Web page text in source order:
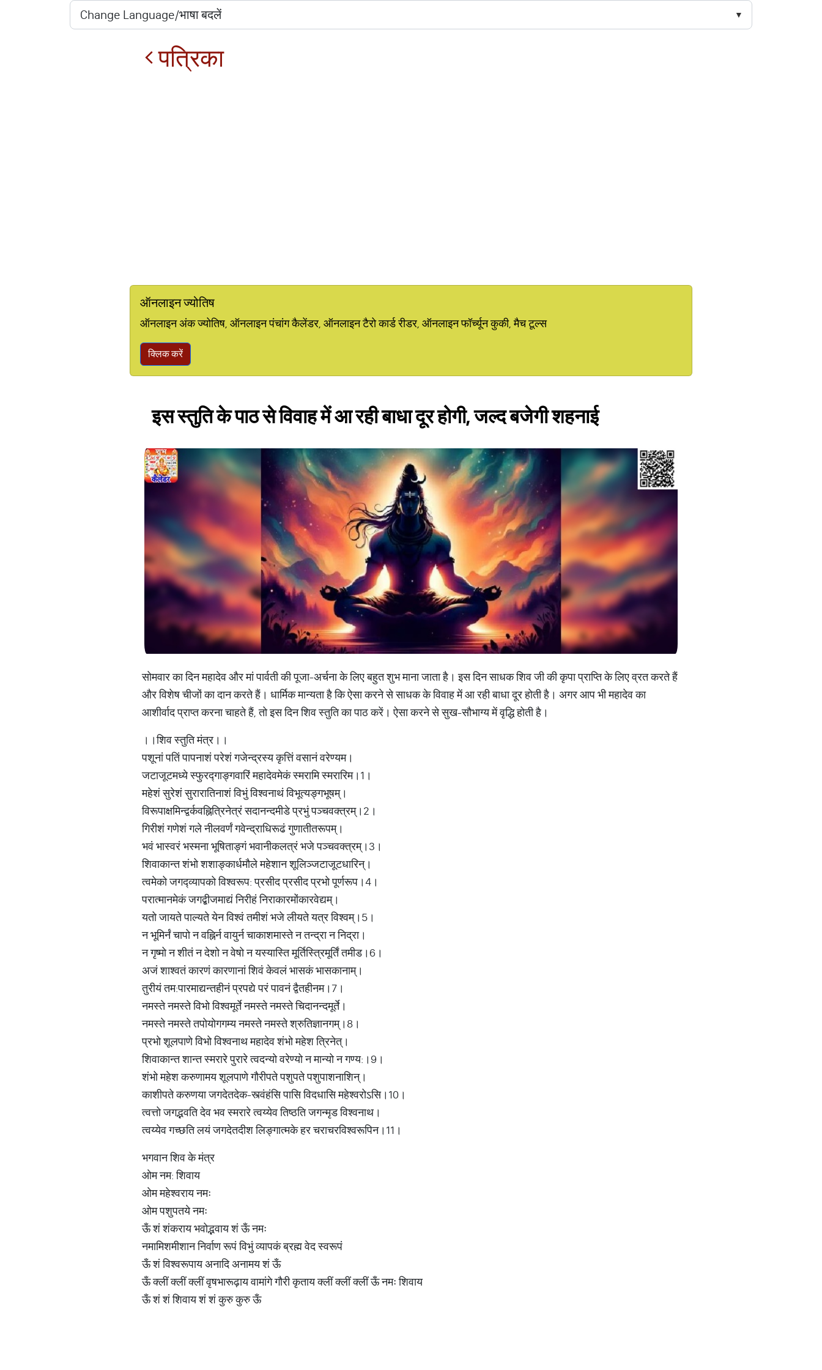
पत्रिका
ऑनलाइन ज्योतिष
ऑनलाइन अंक ज्योतिष, ऑनलाइन पंचांग कैलेंडर, ऑनलाइन टैरो कार्ड रीडर, ऑनलाइन फॉर्च्यून कुकी, मैच टूल्स
क्लिक करें
इस स्तुति के पाठ से विवाह में आ रही बाधा दूर होगी, जल्द बजेगी शहनाई
सोमवार का दिन महादेव और मां पार्वती की पूजा-अर्चना के लिए बहुत शुभ माना जाता है। इस दिन साधक शिव जी की कृपा प्राप्ति के लिए व्रत करते हैं
और विशेष चीजों का दान करते हैं। धार्मिक मान्यता है कि ऐसा करने से साधक के विवाह में आ रही बाधा दूर होती है। अगर आप भी महादेव का
आशीर्वाद प्राप्त करना चाहते हैं, तो इस दिन शिव स्तुति का पाठ करें। ऐसा करने से सुख-सौभाग्य में वृद्धि होती है।
।।शिव स्तुति मंत्र।।
पशूनां पतिं पापनाशं परेशं गजेन्द्रस्य कृत्तिं वसानं वरेण्यम।
जटाजूटमध्ये स्फुरद्गाङ्गवारिं महादेवमेकं स्मरामि स्मरारिम।1।
महेशं सुरेशं सुरारातिनाशं विभुं विश्वनाथं विभूत्यङ्गभूषम्।
विरूपाक्षमिन्द्वर्कवह्नित्रिनेत्रं सदानन्दमीडे प्रभुं पञ्चवक्त्रम्।2।
गिरीशं गणेशं गले नीलवर्णं गवेन्द्राधिरूढं गुणातीतरूपम्।
भवं भास्वरं भस्मना भूषिताङ्गं भवानीकलत्रं भजे पञ्चवक्त्रम्।3।
शिवाकान्त शंभो शशाङ्कार्धमौले महेशान शूलिञ्जटाजूटधारिन्।
त्वमेको जगद्व्यापको विश्वरूप: प्रसीद प्रसीद प्रभो पूर्णरूप।4।
परात्मानमेकं जगद्बीजमाद्यं निरीहं निराकारमोंकारवेद्यम्।
यतो जायते पाल्यते येन विश्वं तमीशं भजे लीयते यत्र विश्वम्।5।
न भूमिर्नं चापो न वह्निर्न वायुर्न चाकाशमास्ते न तन्द्रा न निद्रा।
न गृष्मो न शीतं न देशो न वेषो न यस्यास्ति मूर्तिस्त्रिमूर्तिं तमीड।6।
अजं शाश्वतं कारणं कारणानां शिवं केवलं भासकं भासकानाम्।
तुरीयं तम:पारमाद्यन्तहीनं प्रपद्ये परं पावनं द्वैतहीनम।7।
नमस्ते नमस्ते विभो विश्वमूर्ते नमस्ते नमस्ते चिदानन्दमूर्ते।
नमस्ते नमस्ते तपोयोगगम्य नमस्ते नमस्ते श्रुतिज्ञानगम्।8।
प्रभो शूलपाणे विभो विश्वनाथ महादेव शंभो महेश त्रिनेत्।
शिवाकान्त शान्त स्मरारे पुरारे त्वदन्यो वरेण्यो न मान्यो न गण्य:।9।
शंभो महेश करुणामय शूलपाणे गौरीपते पशुपते पशुपाशनाशिन्।
काशीपते करुणया जगदेतदेक-स्त्वंहंसि पासि विदधासि महेश्वरोऽसि।10।
त्वत्तो जगद्भवति देव भव स्मरारे त्वय्येव तिष्ठति जगन्मृड विश्वनाथ।
त्वय्येव गच्छति लयं जगदेतदीश लिङ्गात्मके हर चराचरविश्वरूपिन।11।
भगवान शिव के मंत्र
ओम नम: शिवाय
ओम महेश्वराय नमः
ओम पशुपतये नमः
ऊँ शं शंकराय भवोद्भवाय शं ऊँ नमः
नमामिशमीशान निर्वाण रूपं विभुं व्यापकं ब्रह्म वेद स्वरूपं
ऊँ शं विश्वरूपाय अनादि अनामय शं ऊँ
ऊँ क्लीं क्लीं क्लीं वृषभारूढ़ाय वामांगे गौरी कृताय क्लीं क्लीं क्लीं ऊँ नमः शिवाय
ऊँ शं शं शिवाय शं शं कुरु कुरु ऊँ